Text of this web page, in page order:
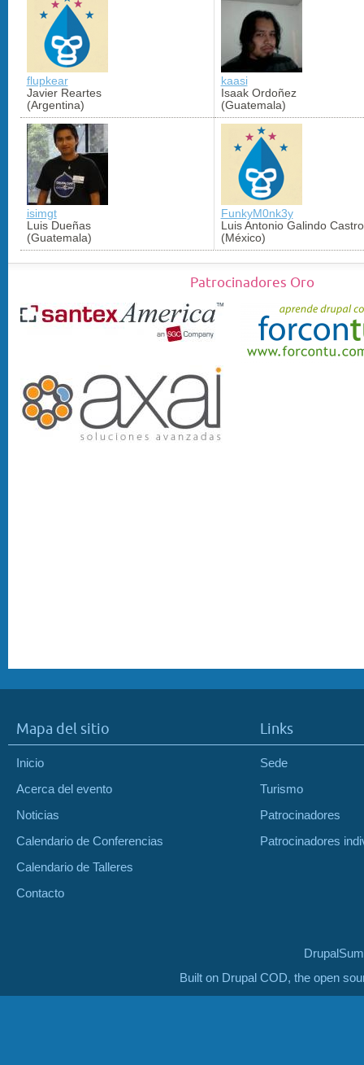
flupkear
Javier Reartes
(Argentina)
kaasi
Isaak Ordoñez
(Guatemala)
isimgt
Luis Dueñas
(Guatemala)
FunkyM0nk3y
Luis Antonio Galindo Castro
(México)
Patrocinadores Oro
Mapa del sitio
Inicio
Acerca del evento
Noticias
Calendario de Conferencias
Calendario de Talleres
Contacto
Links
Sede
Turismo
Patrocinadores
Patrocinadores
Built on Drupal COD, the open